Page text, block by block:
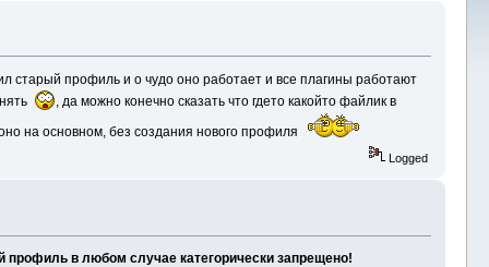
старый профиль и о чудо оно работает и все плагины работают
, да можно конечно сказать что гдето какойто файлик в
на основном, без создания нового профиля
Logged
профиль в любом случае категорически запрещено!